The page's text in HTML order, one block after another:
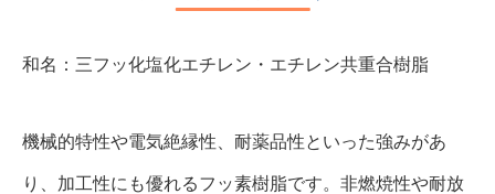
和名：三フッ化塩化エチレン・エチレン共重合樹脂
機械的特性や電気絶縁性、耐薬品性といった強みがあ
り、加工性にも優れるフッ素樹脂です。非燃焼性や耐放